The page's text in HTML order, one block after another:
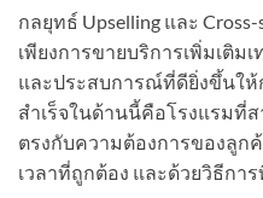
กลยุทธ์ Upselling และ
เพียงการขายบริการเพิ่มเติ
และประสบการณ์ที่ดียิ่งขึ้นใ
สำเร็จในด้านนี้คือโรงแรมที่
ตรงกับความต้องการของลูก
เวลาที่ถูกต้อง และด้วยวิธีกา